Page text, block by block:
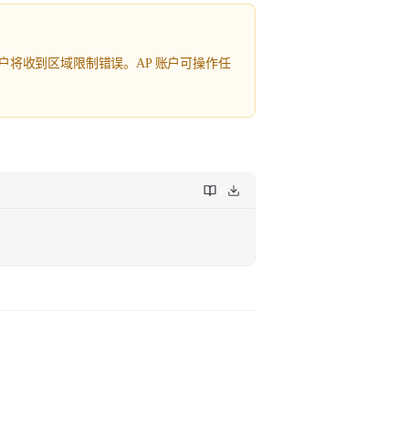
将收到区域限制错误。AP 账户可操作任